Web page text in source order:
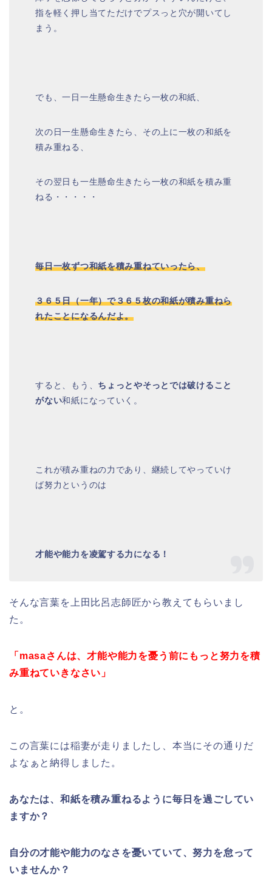
指を軽く押し当てただけでプスっと穴が開いてし
まう。
でも、一日一生懸命生きたら一枚の和紙、
次の日一生懸命生きたら、その上に一枚の和紙を
積み重ねる、
その翌日も一生懸命生きたら一枚の和紙を積み重
ねる・・・・・
毎日一枚ずつ和紙を積み重ねていったら、
３６５日（一年）で３６５枚の和紙が積み重ねら
れたことになるんだよ。
すると、もう、 ちょっとやそっとでは破けること
がない和紙になっていく。
これが積み重ねの力であり、継続してやっていけ
ば努力というのは
才能や能力を凌駕する力になる！
そんな言葉を上田比呂志師匠から教えてもらいまし
た。
「masaさんは、才能や能力を憂う前にもっと努力を積
み重ねていきなさい」
と。
この言葉には稲妻が走りましたし、本当にその通りだ
よなぁと納得しました。
あなたは、和紙を積み重ねるように毎日を過ごしてい
ますか？
自分の才能や能力のなさを憂いていて、努力を怠って
いませんか？